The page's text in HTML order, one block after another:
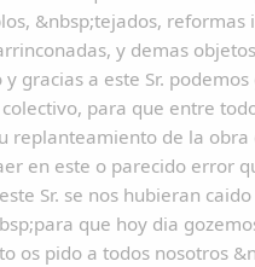
&nbsp;tejados,
y demas
gracias a este Sr.
para que entre
replanteamiento de la
en este o parecido error
Sr. se nos hubieran
que hoy dia
os pido a todos nosotros